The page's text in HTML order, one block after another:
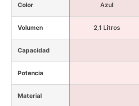
Color Azul
Volumen 2,1 Litros
Capacidad
Potencia
Material